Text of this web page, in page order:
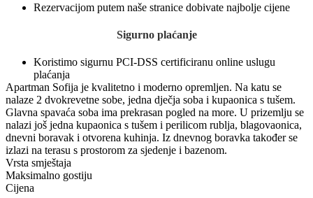
Rezervacijom putem naše stranice dobivate najbolje cijene
Sigurno plaćanje
Koristimo sigurnu PCI-DSS certificiranu online uslugu
plaćanja
Apartman Sofija je kvalitetno i moderno opremljen. Na katu se
nalaze 2 dvokrevetne sobe, jedna dječja soba i kupaonica s tušem.
Glavna spavaća soba ima prekrasan pogled na more. U prizemlju se
nalazi još jedna kupaonica s tušem i perilicom rublja, blagovaonica,
dnevni boravak i otvorena kuhinja. Iz dnevnog boravka također se
izlazi na terasu s prostorom za sjedenje i bazenom.
Vrsta smještaja
Maksimalno gostiju
Cijena